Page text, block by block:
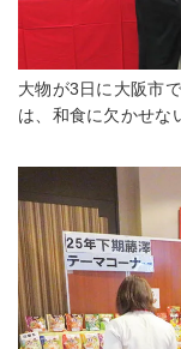
大物が3日に大阪市
は、和食に欠かせな